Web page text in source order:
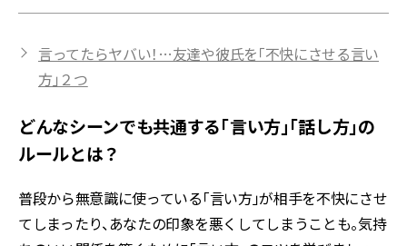
言ってたらヤバい！…友達や彼氏を「不快にさせる言い
方」２つ
どんなシーンでも共通する「言い方」「話し方」の
ルールとは？
普段から無意識に使っている「言い方」が相手を不快にさせ
てしまったり、あなたの印象を悪くしてしまうことも。気持